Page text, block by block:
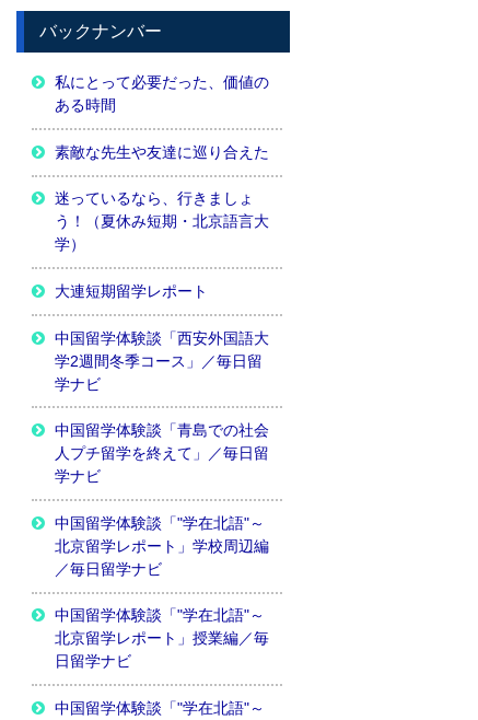
バックナンバー
私にとって必要だった、価値の
ある時間
素敵な先生や友達に巡り合えた
迷っているなら、行きましょ
う！（夏休み短期・北京語言大
学）
大連短期留学レポート
中国留学体験談「西安外国語大
学2週間冬季コース」／毎日留
学ナビ
中国留学体験談「青島での社会
人プチ留学を終えて」／毎日留
学ナビ
中国留学体験談「"学在北語"～
北京留学レポート」学校周辺編
／毎日留学ナビ
中国留学体験談「"学在北語"～
北京留学レポート」授業編／毎
日留学ナビ
中国留学体験談「"学在北語"～